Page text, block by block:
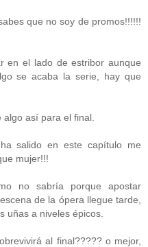
que no soy de promos!!!!!!
en el lado de estribor aunque
se acaba la serie, hay que
así para el final.
salido en este capítulo me
mujer!!!
no sabría porque apostar
de la ópera llegue tarde,
uñas a niveles épicos.
al final????? o mejor,